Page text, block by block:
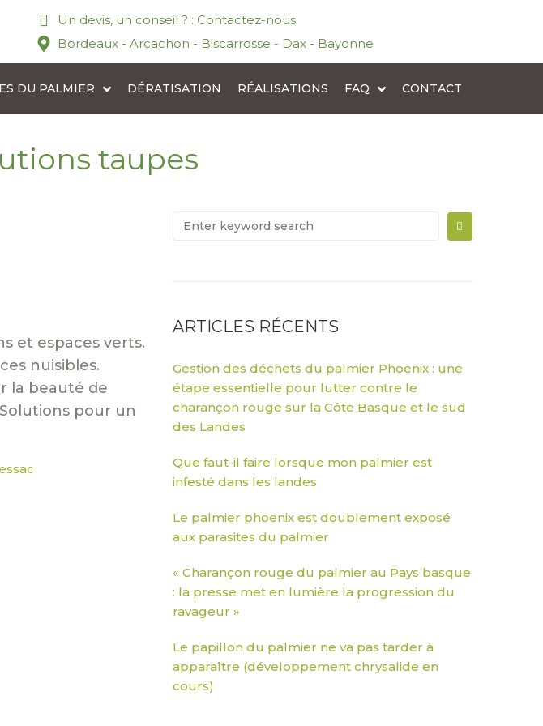
Un devis, un conseil ? : Contactez-nous
Bordeaux - Arcachon - Biscarrosse - Dax - Bayonne
DU PALMIER DÉRATISATION RÉALISATIONS FAQ CONTACT
taupes
et espaces verts.
nuisibles.
la beauté de
pour un
ARTICLES RÉCENTS
Gestion des déchets du palmier Phoenix : une
étape essentielle pour lutter contre le
charançon rouge sur la Côte Basque et le sud
des Landes
Que faut-il faire lorsque mon palmier est
infesté dans les landes
Le palmier phoenix est doublement exposé
aux parasites du palmier
« Charançon rouge du palmier au Pays basque
: la presse met en lumière la progression du
ravageur »
Le papillon du palmier ne va pas tarder à
apparaître (développement chrysalide en
cours)